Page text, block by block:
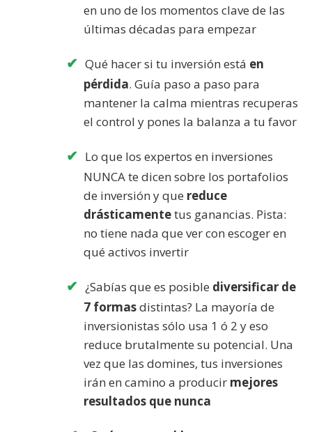
en uno de los momentos clave de las
últimas décadas para empezar
Qué hacer si tu inversión está en
pérdida. Guía paso a paso para
mantener la calma mientras recuperas
el control y pones la balanza a tu favor
Lo que los expertos en inversiones
NUNCA te dicen sobre los portafolios
de inversión y que reduce
drásticamentetus ganancias. Pista:
no tiene nada que ver con escoger en
qué activos invertir
¿Sabías que es posible diversificar de
7 formasdistintas? La mayoría de
inversionistas sólo usa 1 ó 2 y eso
reduce brutalmente su potencial. Una
vez que las domines, tus inversiones
irán en camino a producir mejores
resultados que nunca